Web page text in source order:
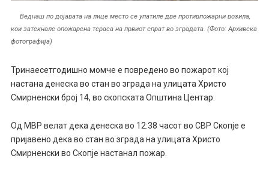
Веднаш по дојавата на лице место се упатиле две противпожарни возила,
кои затекнале опожарена тераса на првиот спрат во зградата. (Фото: Архивска
фотографија)
Тринаесетгодишно момче е повредено во пожарот кој
настана денеска во стан во зграда на улицата Христо
Смирненски број 14, во скопската Општина Центар.
Од МВР велат дека денеска во 12:38 часот во СВР Скопје е
пријавено дека во стан во зграда на улицата Христо
Смирненски во Скопје настанал пожар.